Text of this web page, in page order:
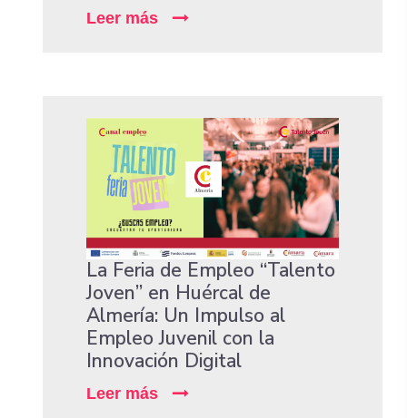
Leer más
La Feria de Empleo “Talento
Joven” en Huércal de
Almería: Un Impulso al
Empleo Juvenil con la
Innovación Digital
Leer más